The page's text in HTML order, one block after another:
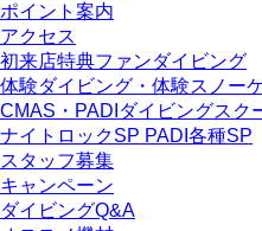
ポイント案内
アクセス
初来店特典ファンダイビング
体験ダイビング・体験スノー
CMAS・PADIダイビングスク
ナイトロックSP PADI各種SP
スタッフ募集
キャンペーン
ダイビングQ&A